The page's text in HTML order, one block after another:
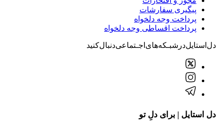
پیگیری سفارشات
پرداخت وجه دلخواه
پرداخت اقساطی وجه دلخواه
دل‌استایل‌در‌‌شبـکه‌های‌اجـتماعی‌دنبال‌کنید
دل استایل | برای دلِ تو